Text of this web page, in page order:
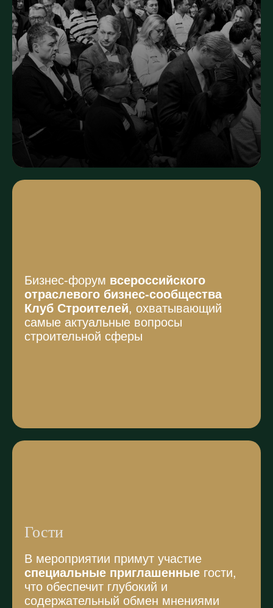
Бизнес-форум всероссийского
отраслевого бизнес-сообщества
Клуб Строителей, охватывающий
самые актуальные вопросы
строительной сферы
Гости
В мероприятии примут участие
специальные приглашенные гости,
что обеспечит глубокий и
содержательный обмен мнениями